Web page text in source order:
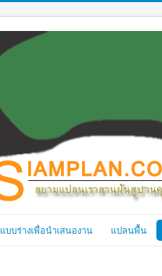
แบบร่างเพื่อนำเสนองาน แปลนพื้น